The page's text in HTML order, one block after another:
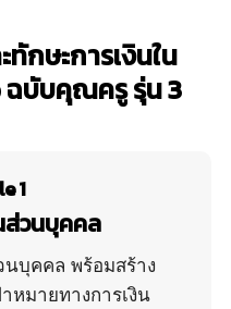
กษะการเงินใน
ฉบับคุณครู รุ่น 3
1
ส่วนบุคคล
นบุคคล พร้อมสร้าง
หมายทางการเงิน